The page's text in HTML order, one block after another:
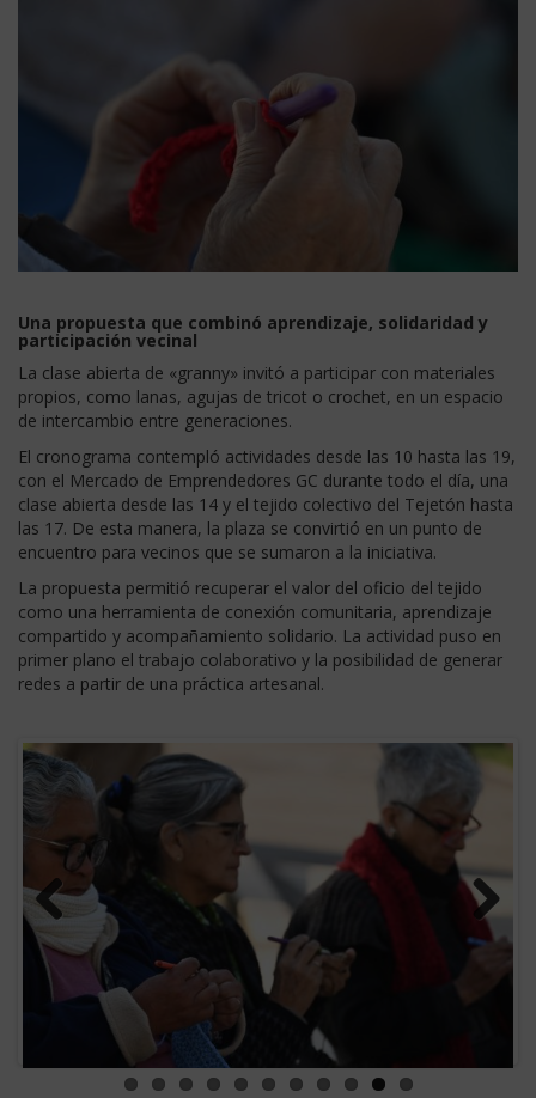
Una propuesta que combinó aprendizaje, solidaridad y
participación vecinal
La clase abierta de «granny» invitó a participar con materiales
propios, como lanas, agujas de tricot o crochet, en un espacio
de intercambio entre generaciones.
El cronograma contempló actividades desde las 10 hasta las 19,
con el Mercado de Emprendedores GC durante todo el día, una
clase abierta desde las 14 y el tejido colectivo del Tejetón hasta
las 17. De esta manera, la plaza se convirtió en un punto de
encuentro para vecinos que se sumaron a la iniciativa.
La propuesta permitió recuperar el valor del oficio del tejido
como una herramienta de conexión comunitaria, aprendizaje
compartido y acompañamiento solidario. La actividad puso en
primer plano el trabajo colaborativo y la posibilidad de generar
redes a partir de una práctica artesanal.
Previous Next